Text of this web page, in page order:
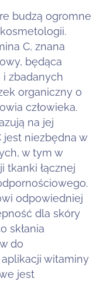
budzą ogromne
C, znana
będąca
zbadanych
organiczny o
człowieka.
na jej
jest niezbędna w
w tym w
tkanki łącznej
odpowiedniej
dla skóry
skłania
do
witaminy
jest